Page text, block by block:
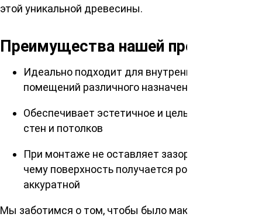
этой уникальной древесины.
Преимущества нашей продукции
Идеально подходит для внутренней отделки
помещений различного назначения
Обеспечивает эстетичное и цельное покрытие
стен и потолков
При монтаже не оставляет зазоров, благодаря
чему поверхность получается ровной и
аккуратной
Мы заботимся о том, чтобы было максимально